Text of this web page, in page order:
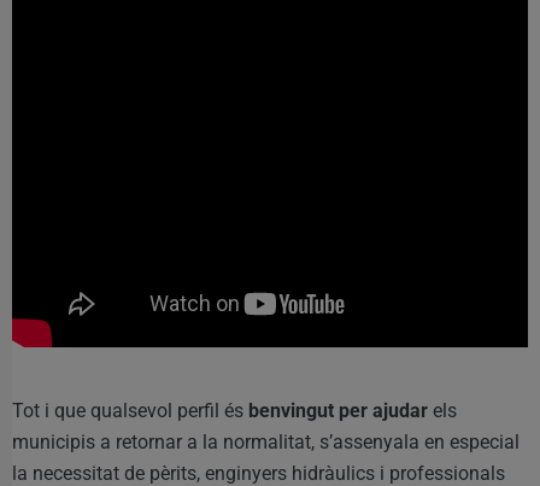
Tot i que qualsevol perfil és benvingut per ajudar els
municipis a retornar a la normalitat, s’assenyala en especial
la necessitat de pèrits, enginyers hidràulics i professionals